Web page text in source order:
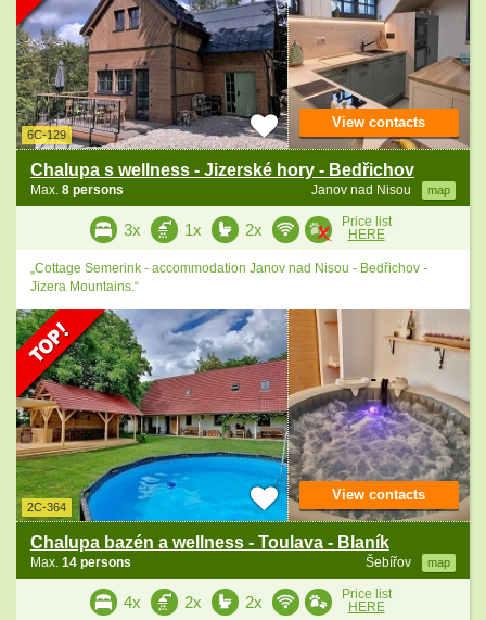
6C-129
Chalupa s wellness - Jizerské hory - Bedřichov
Janov nad Nisou map
Max. 8 persons
View contacts
3x 1x 2x
Price list
HERE
„Cottage Semerink - accommodation Janov nad Nisou - Bedřichov -
Jizera Mountains.“
2C-364
Chalupa bazén a wellness - Toulava - Blaník
Šebířov map
Max. 14 persons
View contacts
4x 2x 2x
Price list
HERE